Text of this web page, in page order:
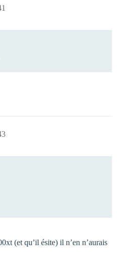
(et qu’il ésite) il n’en n’aurais